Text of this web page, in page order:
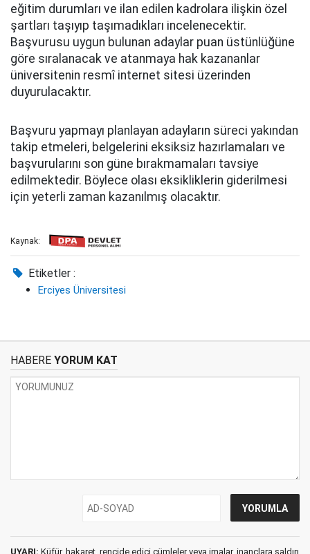
eğitim durumları ve ilan edilen kadrolara ilişkin özel
şartları taşıyıp taşımadıkları incelenecektir.
Başvurusu uygun bulunan adaylar puan üstünlüğüne
göre sıralanacak ve atanmaya hak kazananlar
üniversitenin resmî internet sitesi üzerinden
duyurulacaktır.
Başvuru yapmayı planlayan adayların süreci yakından
takip etmeleri, belgelerini eksiksiz hazırlamaları ve
başvurularını son güne bırakmamaları tavsiye
edilmektedir. Böylece olası eksikliklerin giderilmesi
için yeterli zaman kazanılmış olacaktır.
Kaynak:
Etiketler :
Erciyes Üniversitesi
HABERE YORUM KAT
UYARI: Küfür, hakaret, rencide edici cümleler veya imalar, inançlara saldırı